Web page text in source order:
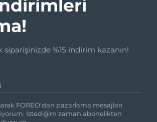
siparişinizde %15 indirim kazanın!
FOREO'dan pazarlama mesajları
İstediğim zaman abonelikten